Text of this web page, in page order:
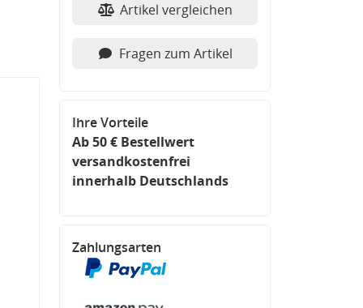
Artikel vergleichen
Fragen zum Artikel
Ihre Vorteile
Ab 50 € Bestellwert
versandkostenfrei
innerhalb Deutschlands
Zahlungsarten